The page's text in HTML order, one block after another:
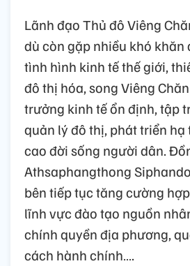
Lãnh đạo Thủ đô Viêng
dù còn gặp nhiều khó khăn
tình hình kinh tế thế giới,
đô thị hóa, song Viêng
trưởng kinh tế ổn định, tập
quản lý đô thị, phát triển hạ
cao đời sống người dân.
Athsaphangthong
bên tiếp tục tăng cường
lĩnh vực đào tạo nguồn
chính quyền địa phương,
cách hành chính….